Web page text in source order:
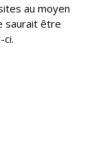
au moyen
saurait être
ci.